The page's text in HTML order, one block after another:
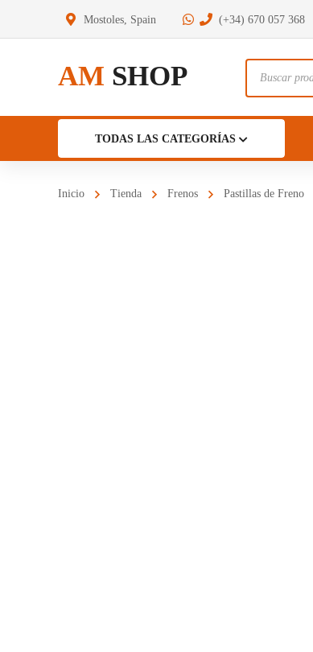
Mostoles, Spain (+34) 670 057 368
AM SHOP
de
productos
TODAS LAS CATEGORÍAS
Inicio Tienda Frenos Pastillas de Freno